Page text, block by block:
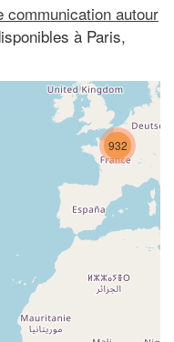
communication autour
à Paris,
932